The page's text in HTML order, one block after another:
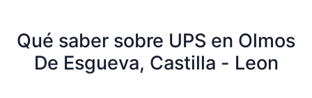
Qué saber sobre UPS en Olmos
De Esgueva, Castilla - Leon